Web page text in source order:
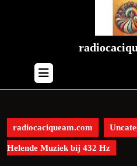
Button
radiocaciqueam.com
Helende Muziek bij 432 Hz